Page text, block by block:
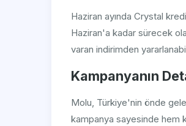
Haziran ayında Crystal
Haziran'a kadar sürecek
varan indirimden
Kampanyanın
Molu, Türkiye'nin önde
kampanya sayesinde hem